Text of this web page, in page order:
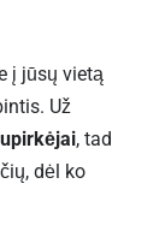
į jūsų vietą
Už
, tad
dėl ko